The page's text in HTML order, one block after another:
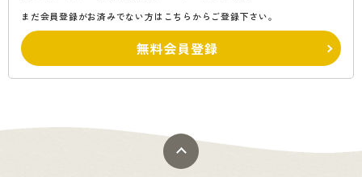
まだ会員登録がお済みでない方はこちらからご登録下さい。
無料会員登録